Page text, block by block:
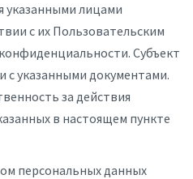
указанными лицами
с их Пользовательским
Субъект
с указанными документами.
за действия
в настоящем пункте
персональных данных